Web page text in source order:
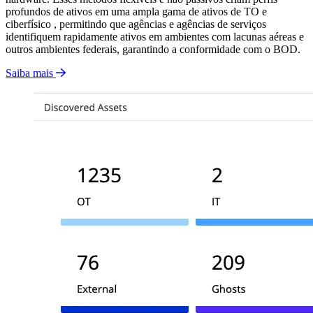
profundos de ativos em uma ampla gama de ativos de TO e
ciberfísico , permitindo que agências e agências de serviços
identifiquem rapidamente ativos em ambientes com lacunas aéreas e
outros ambientes federais, garantindo a conformidade com o BOD.
Saiba mais